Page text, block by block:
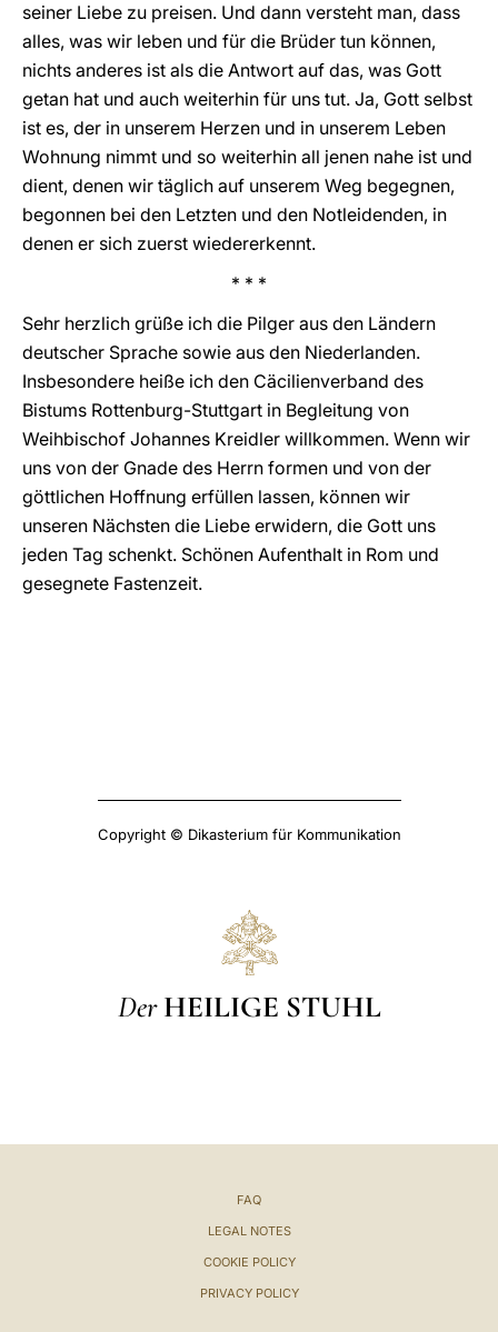
seiner Liebe zu preisen. Und dann versteht man, dass
alles, was wir leben und für die Brüder tun können,
nichts anderes ist als die Antwort auf das, was Gott
getan hat und auch weiterhin für uns tut. Ja, Gott selbst
ist es, der in unserem Herzen und in unserem Leben
Wohnung nimmt und so weiterhin all jenen nahe ist und
dient, denen wir täglich auf unserem Weg begegnen,
begonnen bei den Letzten und den Notleidenden, in
denen er sich zuerst wiedererkennt.
* * *
Sehr herzlich grüße ich die Pilger aus den Ländern
deutscher Sprache sowie aus den Niederlanden.
Insbesondere heiße ich den Cäcilienverband des
Bistums Rottenburg-Stuttgart in Begleitung von
Weihbischof Johannes Kreidler willkommen. Wenn wir
uns von der Gnade des Herrn formen und von der
göttlichen Hoffnung erfüllen lassen, können wir
unseren Nächsten die Liebe erwidern, die Gott uns
jeden Tag schenkt. Schönen Aufenthalt in Rom und
gesegnete Fastenzeit.
Copyright © Dikasterium für Kommunikation
Der HEILIGE STUHL
FAQ
LEGAL NOTES
COOKIE POLICY
PRIVACY POLICY